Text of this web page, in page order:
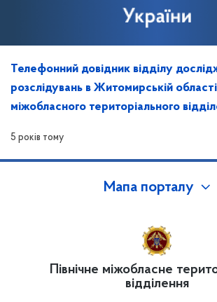
Телефонний довідник відділу
розслідувань в Житомирській області
міжобласного територіального
5 років тому
Мапа порталу
Північне міжобласне
відділення